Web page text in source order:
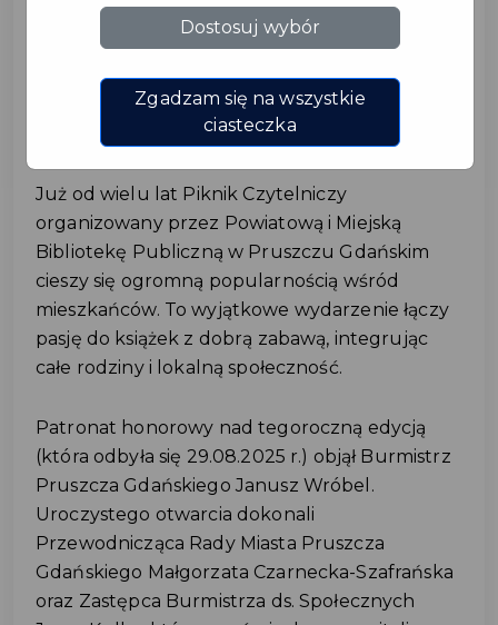
ŚWIĘTO RADOŚCI I
WSPÓLNEJ ZABAWY W
PRUSZCZU GDAŃSKIM
Już od wielu lat Piknik Czytelniczy
organizowany przez Powiatową i Miejską
Bibliotekę Publiczną w Pruszczu Gdańskim
cieszy się ogromną popularnością wśród
mieszkańców. To wyjątkowe wydarzenie łączy
pasję do książek z dobrą zabawą, integrując
całe rodziny i lokalną społeczność.
Patronat honorowy nad tegoroczną edycją
(która odbyła się 29.08.2025 r.) objął Burmistrz
Pruszcza Gdańskiego Janusz Wróbel.
Uroczystego otwarcia dokonali
Przewodnicząca Rady Miasta Pruszcza
Gdańskiego Małgorzata Czarnecka-Szafrańska
oraz Zastępca Burmistrza ds. Społecznych
Dostosuj wybór
Zgadzam się na wszystkie
ciasteczka